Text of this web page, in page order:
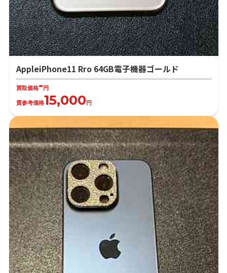
AppleiPhone11 Rro 64GB電子機器ゴールド
買取価格-円
質参考価格15,000円